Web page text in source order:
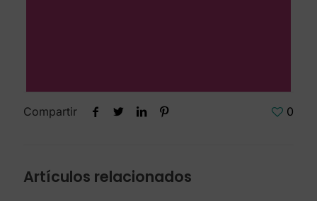
Compartir 0
Artículos relacionados